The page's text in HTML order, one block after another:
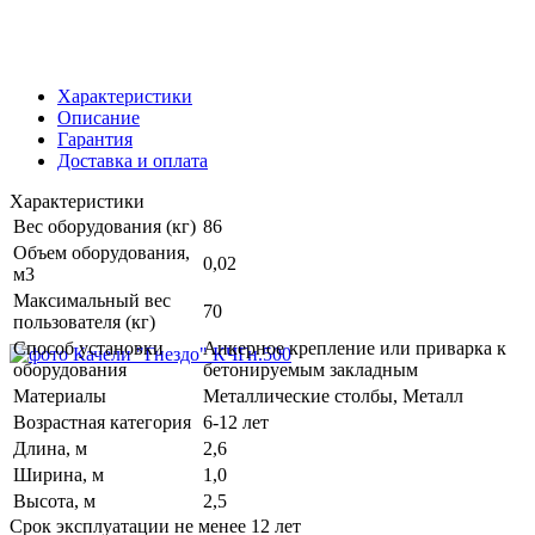
Характеристики
Описание
Гарантия
Доставка и оплата
Характеристики
Вес оборудования (кг) 86
Объем оборудования,
м3
0,02
Максимальный вес
пользователя (кг)
70
Способ установки
оборудования
Анкерное крепление или приварка к
бетонируемым закладным
Материалы
Металлические столбы, Металл
Возрастная категория 6-12 лет
Длина, м
2,6
Ширина, м
1,0
Высота, м
2,5
Срок эксплуатации не менее 12 лет